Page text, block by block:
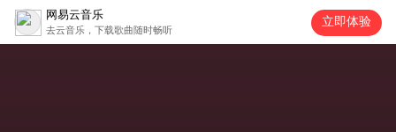
网易云音乐
去云音乐，下载歌曲随时畅听
立即体验